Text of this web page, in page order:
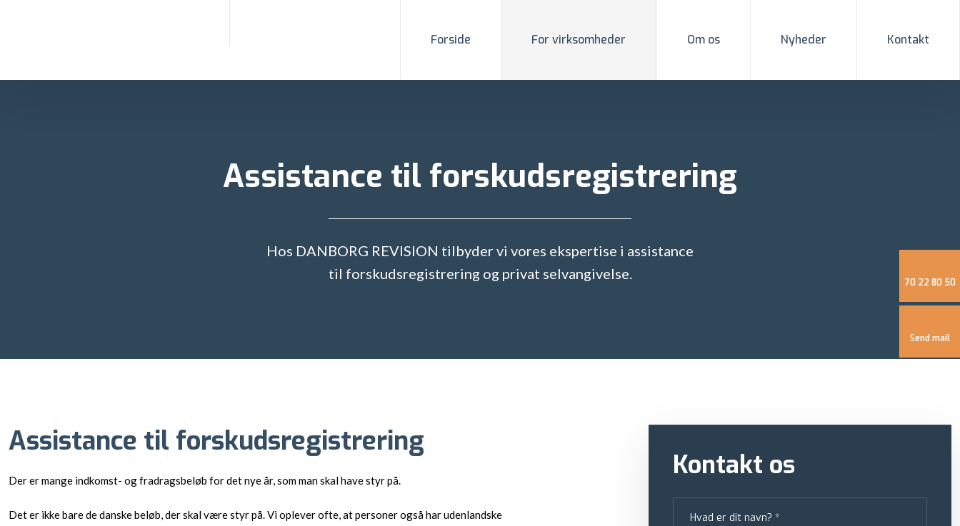
70 22 80 50
Send mail
Forside For virksomheder Om os Nyheder Kontakt
Assistance til forskudsregistrering
Hos DANBORG REVISION tilbyder vi vores ekspertise i assistance
til forskudsregistrering og privat selvangivelse.
Assistance til forskudsregistrering
Der er mange indkomst- og fradragsbeløb for det nye år, som man skal have styr på.
Det er ikke bare de danske beløb, der skal være styr på. Vi oplever ofte, at personer også har udenlandske
Kontakt os